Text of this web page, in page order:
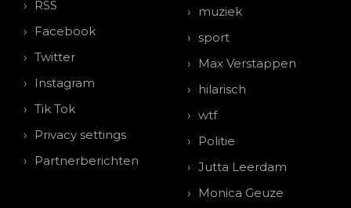
RSS
Facebook
Twitter
Instagram
Tik Tok
Privacy settings
Partnerberichten
muziek
sport
Max Verstappen
hilarisch
wtf
Politie
Jutta Leerdam
Monica Geuze